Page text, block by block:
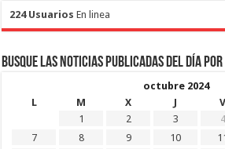
224 Usuarios En linea
Busque las noticias publicadas del día
octubre 2024
L
M X J V
1
2 3 4
7
8 9 10